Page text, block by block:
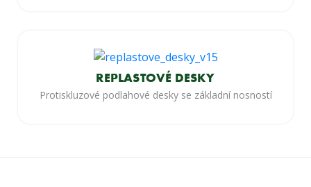
REPLASTOVÉ DESKY
Protiskluzové podlahové desky se základní nosností